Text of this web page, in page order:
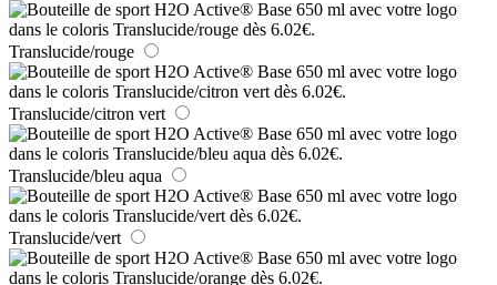
Translucide/rouge
Translucide/citron vert
Translucide/bleu aqua
Translucide/vert